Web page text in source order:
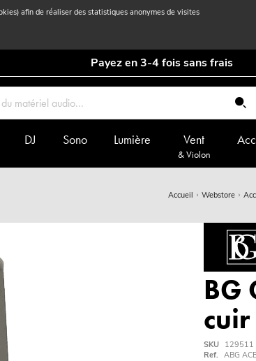
afin de réaliser des statistiques anonymes de visites
Payez en 3-4 fois sans frais
DJ Sono Lumière Vent
& Violon
Accueil Webstore
BG
SKU 129511
Ref. ABG